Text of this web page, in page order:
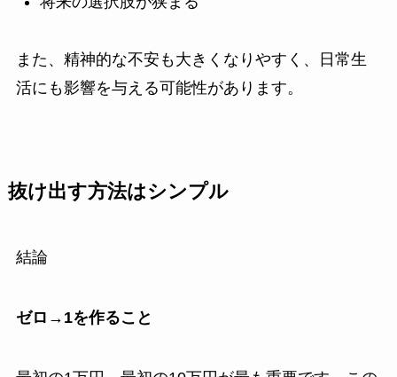
また、精神的な不安も大きくなりやすく、日常生
活にも影響を与える可能性があります。
抜け出す方法はシンプル
結論
ゼロ→1を作ること